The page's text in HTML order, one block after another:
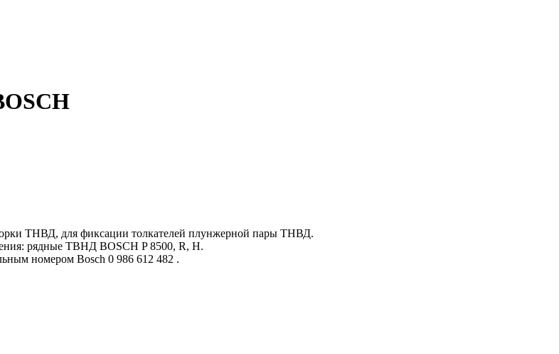
ТНВД, для фиксации толкателей плунжерной пары ТНВД.
рядные ТВНД BOSCH P 8500, R, H.
номером Bosch 0 986 612 482 .